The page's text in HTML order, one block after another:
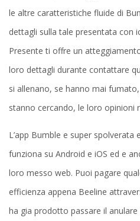
le altre caratteristiche fluide di
dettagli sulla tale presentata con
Presente ti offre un
loro dettagli durante contattare
si allenano, se hanno mai
stanno cercando, le loro opinioni
L’app Bumble e super
funziona su Android e iOS ed e
loro messo web. Puoi pagare
efficienza appena Beeline
ha gia prodotto passare il